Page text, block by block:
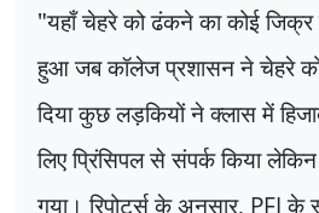
"यहाँ चेहरे को ढंकने का कोई
हुआ जब कॉलेज प्रशासन ने चेहरे को
दिया कुछ लड़कियों ने क्लास में
लिए प्रिंसिपल से संपर्क किया
गया। रिपोर्ट्स के अनुसार, PFIके